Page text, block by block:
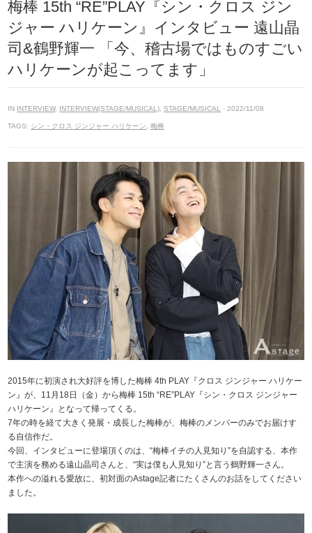
梅棒 15th “RE”PLAY『シン・クロス ジン
ジャー ハリケーン』インタビュー 遠山晶
司&鶴野輝一 「今、稽古場ではものすごい
ハリケーンが起こってます」
IN INTERVIEW, INTERVIEW(STAGE/MUSICAL) ,STAGE/MUSICAL · 2022/11/08
TAGS: シン・クロス ジンジャー ハリケーン ,梅棒
2015年に初演され大好評を博した梅棒 4th PLAY『クロス ジンジャー ハリケー
ン』が、11月18日（金）から梅棒 15th “RE”PLAY『シン・クロス ジンジャー
ハリケーン』となって帰ってくる。
7年の時を経て大きく発展・成長した梅棒が、梅棒のメンバーのみでお届けす
る自信作だ。
今回、インタビューに登場頂くのは、“梅棒イチの人見知り”を自認する、本作
で主演を務める遠山晶司さんと、“実は僕も人見知り”と言う鶴野輝一さん。
本作への溢れる愛故に、初対面のAstage記者にたくさんのお話をしてください
ました。